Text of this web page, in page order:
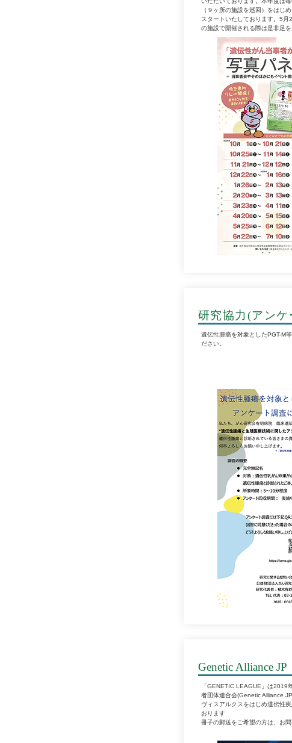
（９ヶ所の施設を巡回）をはじ
スタートいたしております。5月
の施設で開催される際は是非足
研究協力(アン
遺伝性腫瘍を対象としたPGT-M
ださい。
​Genetic Alliance JP
「GENETIC LEAGUE」は2019
者団体連合会(Genetic Alliance
ヴィスアルクスをはじめ遺伝性
おります
冊子の郵送をご希望の方は、お